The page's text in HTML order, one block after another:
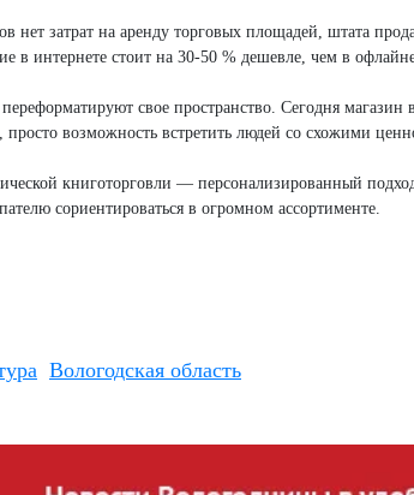
нет затрат на аренду торговых площадей, штата
в интернете стоит на 30-50 % дешевле, чем в
свое пространство. Сегодня магазин
возможность встретить людей со схожими
книготорговли — персонализированный
сориентироваться в огромном ассортименте.
Вологодская область